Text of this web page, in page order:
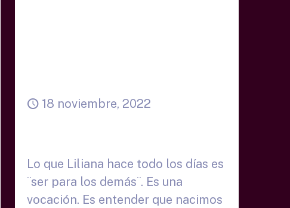
18 noviembre, 2022
Lo que Liliana hace todo los días es
¨ser para los demás¨. Es una
vocación. Es entender que nacimos